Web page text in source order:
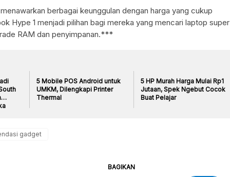
berbagai keunggulan dengan harga yang cukup
Hype 1 menjadi pilihan bagi mereka yang mencari laptop super
RAM dan penyimpanan.***
5 Mobile POS Android untuk
UMKM, Dilengkapi Printer
Thermal
5 HP Murah Harga Mulai Rp1
Jutaan, Spek Ngebut Cocok
Buat Pelajar
gadget
BAGIKAN